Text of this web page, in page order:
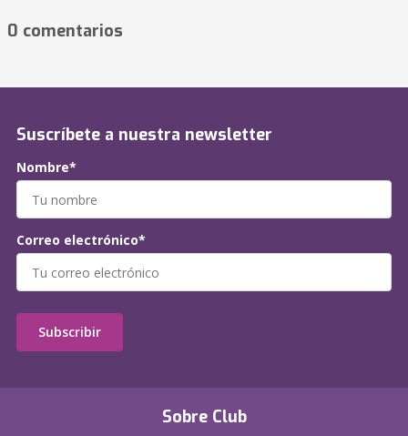
0 comentarios
Sobre Club
Suscríbete a nuestra newsletter
Nombre*
Correo electrónico*
Subscribir